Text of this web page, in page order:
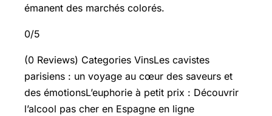
émanent des marchés colorés.
0/5
(0 Reviews) Categories VinsLes cavistes
parisiens : un voyage au cœur des saveurs et
des émotionsL’euphorie à petit prix : Découvrir
l’alcool pas cher en Espagne en ligne